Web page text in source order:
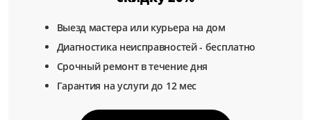
Выезд мастера или курьера на дом
Диагностика неисправностей - бесплатно
Срочный ремонт в течение дня
Гарантия на услуги до 12 мес